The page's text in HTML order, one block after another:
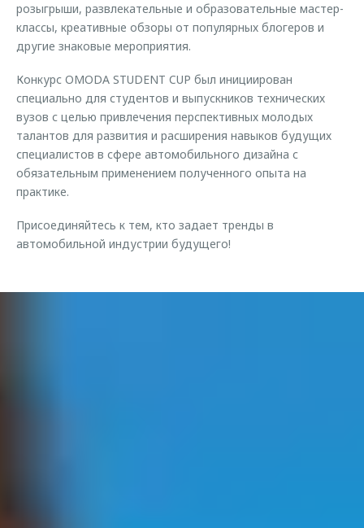
розыгрыши, развлекательные и образовательные мастер-
классы, креативные обзоры от популярных блогеров и
другие знаковые мероприятия.
Конкурс OMODA STUDENT CUP был инициирован
специально для студентов и выпускников технических
вузов с целью привлечения перспективных молодых
талантов для развития и расширения навыков будущих
специалистов в сфере автомобильного дизайна с
обязательным применением полученного опыта на
практике.
Присоединяйтесь к тем, кто задает тренды в
автомобильной индустрии будущего!